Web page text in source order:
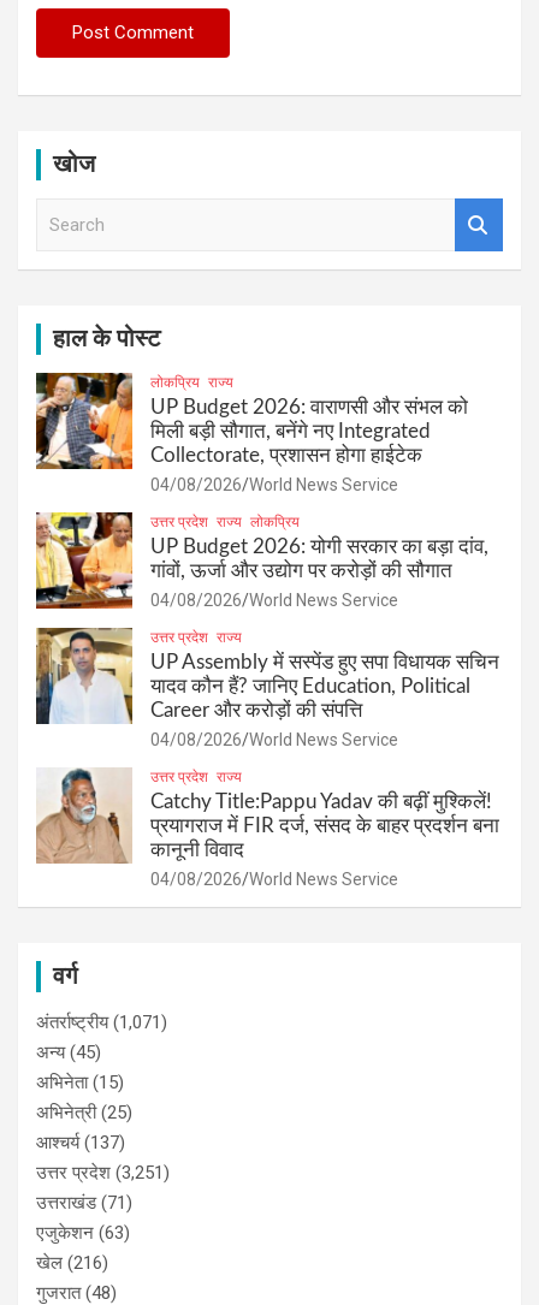
खोज
हाल के पोस्ट
लोकप्रिय राज्य
UP Budget 2026: वाराणसी और संभल को
मिली बड़ी सौगात, बनेंगे नए Integrated
Collectorate, प्रशासन होगा हाईटेक
04/08/2026 World News Service
उत्तर प्रदेश राज्य लोकप्रिय
UP Budget 2026: योगी सरकार का बड़ा दांव,
गांवों, ऊर्जा और उद्योग पर करोड़ों की सौगात
04/08/2026 World News Service
उत्तर प्रदेश राज्य
UP Assembly में सस्पेंड हुए सपा विधायक सचिन
यादव कौन हैं? जानिए Education, Political
Career और करोड़ों की संपत्ति
04/08/2026 World News Service
उत्तर प्रदेश राज्य
Catchy Title:Pappu Yadav की बढ़ीं मुश्किलें!
प्रयागराज में FIR दर्ज, संसद के बाहर प्रदर्शन बना
कानूनी विवाद
04/08/2026 World News Service
वर्ग
अंतर्राष्ट्रीय(1,071)
अन्य(45)
अभिनेता(15)
अभिनेत्री(25)
आश्चर्य(137)
उत्तर प्रदेश (3,251)
उत्तराखंड(71)
एजुकेशन (63)
खेल (216)
गुजरात(48)